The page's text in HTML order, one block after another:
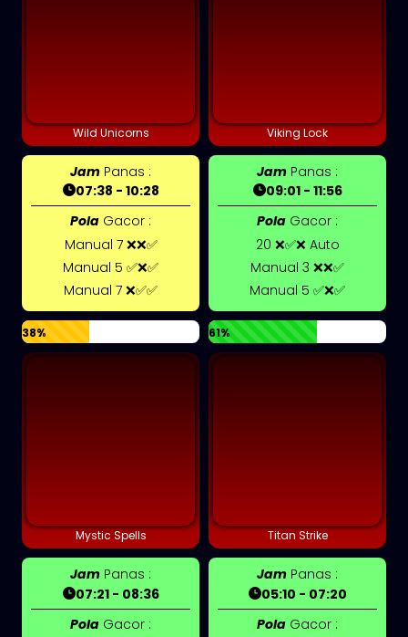
Wild Unicorns
Jam Panas :
07:38 - 10:28
Pola Gacor :
Manual 7 ❌❌✅
Manual 5 ✅❌✅
Manual 7 ❌✅✅
38%
Viking Lock
Jam Panas :
09:01 - 11:56
Pola Gacor :
20 ❌✅❌ Auto
Manual 3 ❌❌✅
Manual 5 ✅❌✅
61%
Mystic Spells
Jam Panas :
07:21 - 08:36
Pola Gacor :
Titan Strike
Jam Panas :
05:10 - 07:20
Pola Gacor :